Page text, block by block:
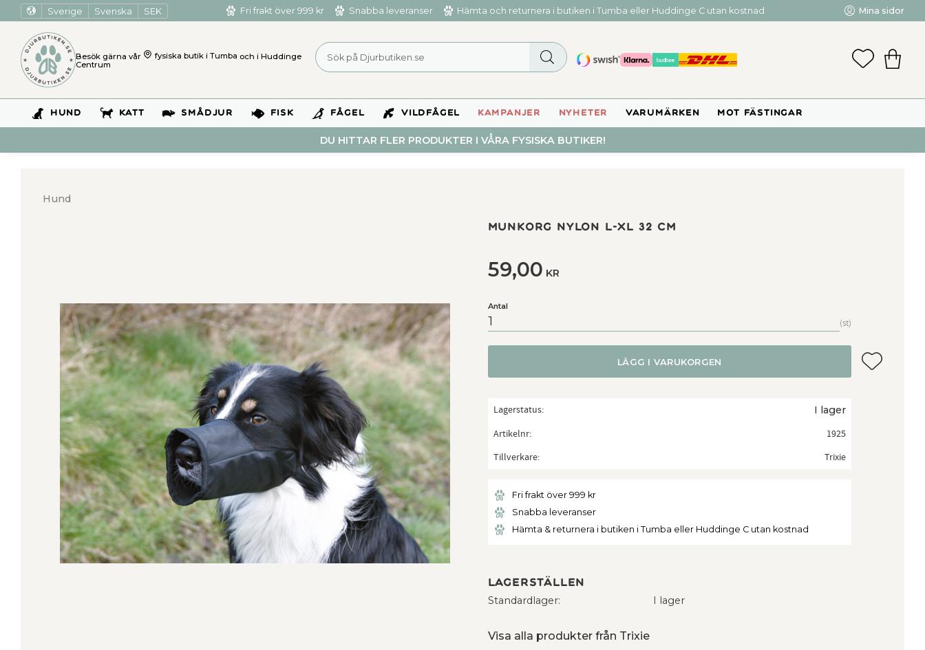
Sverige Svenska SEK Fri frakt över 999 kr Snabba leveranser Hämta och returnera i butiken i Tumba eller Huddinge C utan kostnad Mina sidor
Besök gärna vår fysiska butik i Tumba och i Huddinge
Centrum
HUND KATT SMÅDJUR FISK FÅGEL VILDFÅGEL KAMPANJER NYHETER VARUMÄRKEN MOT FÄSTINGAR
DU HITTAR FLER PRODUKTER I VÅRA FYSISKA BUTIKER!
Hund
Munkorg nylon L-XL 32 cm
59,00 KR
Antal
st
LÄGG I VARUKORGEN Lägg till i
Lagerstatus I lager
Artikelnr
1925
Tillverkare
Trixie
Fri frakt över 999 kr
Snabba leveranser
Hämta & returnera i butiken i Tumba eller Huddinge C utan kostnad
Lagerställen
Standardlager I lager
Visa alla produkter från Trixie